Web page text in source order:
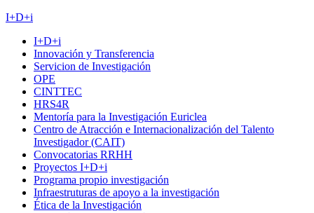
I+D+i
I+D+i
Innovación y Transferencia
Servicion de Investigación
OPE
CINTTEC
HRS4R
Mentoría para la Investigación Euriclea
Centro de Atracción e Internacionalización del Talento
Investigador (CAIT)
Convocatorias RRHH
Proyectos I+D+i
Programa propio investigación
Infraestruturas de apoyo a la investigación
Ética de la Investigación